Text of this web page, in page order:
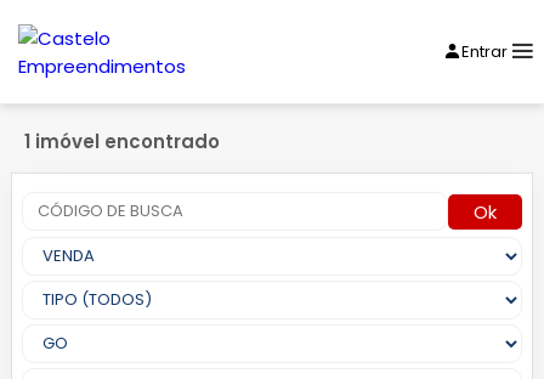
Entrar
1 imóvel encontrado
Ok